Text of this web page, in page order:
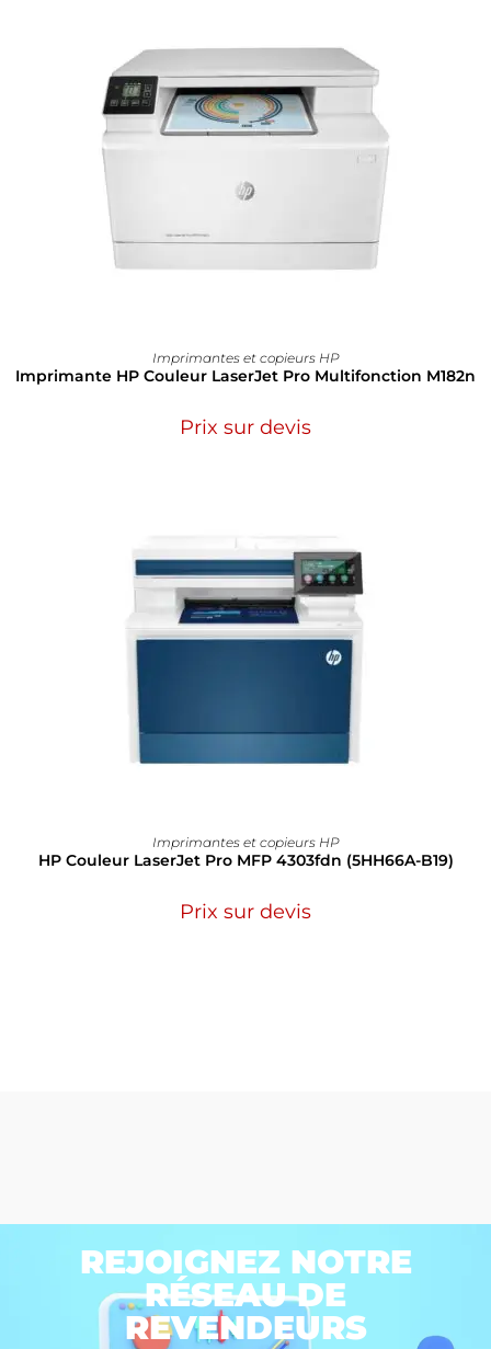
Imprimantes et copieurs HP
Imprimante HP Couleur LaserJet Pro Multifonction M182n
Prix sur devis
Imprimantes et copieurs HP
HP Couleur LaserJet Pro MFP 4303fdn (5HH66A-B19)
Prix sur devis
REJOIGNEZ NOTRE
RÉSEAU DE
REVENDEURS